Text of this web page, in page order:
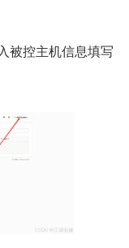
被控主机信息填写